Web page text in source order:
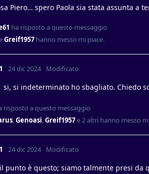
Piero… spero Paola sia stata assunta a
ha risposto a questo messaggio
Greif1957 hanno messo mi piace.
24 dic 2024 Modificato
si, si indeterminato ho sbagliato. Chiedo
risposto a questo messaggio
,Genoasi,Greif1957e2altri hanno messo
24 dic 2024 Modificato
il punto è questo; siamo talmente presi da